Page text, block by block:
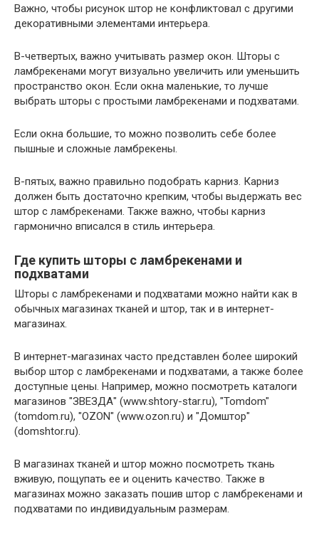
Важно, чтобы рисунок штор не конфликтовал с другими
декоративными элементами интерьера.
В-четвертых, важно учитывать размер окон. Шторы с
ламбрекенами могут визуально увеличить или уменьшить
пространство окон. Если окна маленькие, то лучше
выбрать шторы с простыми ламбрекенами и подхватами.
Если окна большие, то можно позволить себе более
пышные и сложные ламбрекены.
В-пятых, важно правильно подобрать карниз. Карниз
должен быть достаточно крепким, чтобы выдержать вес
штор с ламбрекенами. Также важно, чтобы карниз
гармонично вписался в стиль интерьера.
Где купить шторы с ламбрекенами и
подхватами
Шторы с ламбрекенами и подхватами можно найти как в
обычных магазинах тканей и штор, так и в интернет-
магазинах.
В интернет-магазинах часто представлен более широкий
выбор штор с ламбрекенами и подхватами, а также более
доступные цены. Например, можно посмотреть каталоги
магазинов "ЗВЕЗДА" (www.shtory-star.ru), "Tomdom"
(tomdom.ru), "OZON" (www.ozon.ru) и "Домштор"
(domshtor.ru).
В магазинах тканей и штор можно посмотреть ткань
вживую, пощупать ее и оценить качество. Также в
магазинах можно заказать пошив штор с ламбрекенами и
подхватами по индивидуальным размерам.